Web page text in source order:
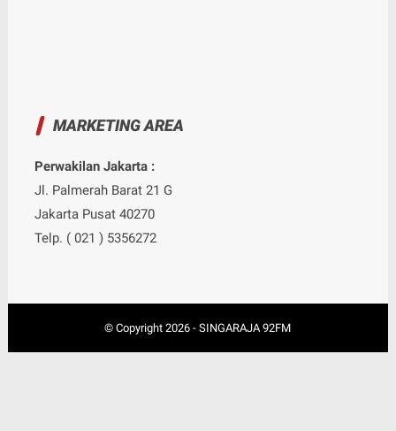
MARKETING AREA
Perwakilan Jakarta :
Jl. Palmerah Barat 21 G
Jakarta Pusat 40270
Telp. ( 021 ) 5356272
© Copyright2026 -SINGARAJA 92FM